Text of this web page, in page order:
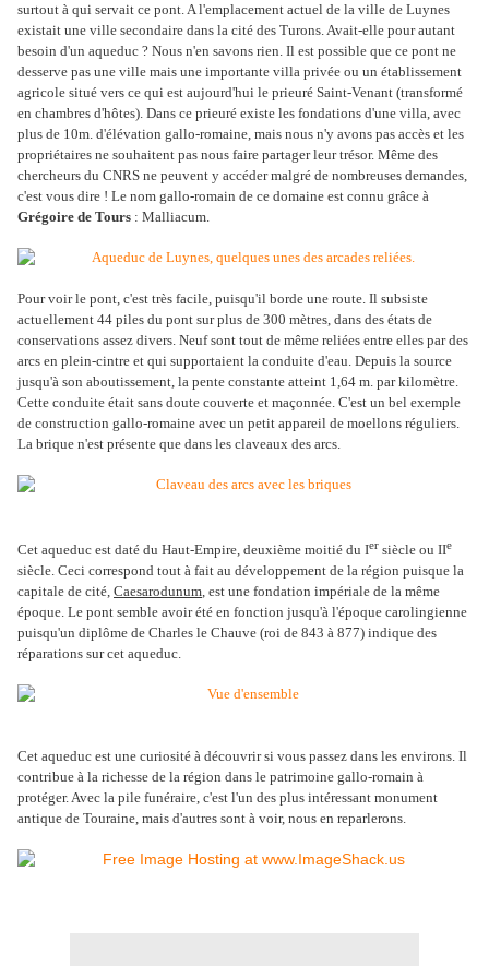
surtout à qui servait ce pont. A l'emplacement actuel de la ville de Luynes
existait une ville secondaire dans la cité des Turons. Avait-elle pour autant
besoin d'un aqueduc ? Nous n'en savons rien. Il est possible que ce pont ne
desserve pas une ville mais une importante villa privée ou un établissement
agricole situé vers ce qui est aujourd'hui le prieuré Saint-Venant (transformé
en chambres d'hôtes). Dans ce prieuré existe les fondations d'une villa, avec
plus de 10m. d'élévation gallo-romaine, mais nous n'y avons pas accès et les
propriétaires ne souhaitent pas nous faire partager leur trésor. Même des
chercheurs du CNRS ne peuvent y accéder malgré de nombreuses demandes,
c'est vous dire ! Le nom gallo-romain de ce domaine est connu grâce à
Grégoire de Tours : Malliacum.
Pour voir le pont, c'est très facile, puisqu'il borde une route. Il subsiste
actuellement 44 piles du pont sur plus de 300 mètres, dans des états de
conservations assez divers. Neuf sont tout de même reliées entre elles par des
arcs en plein-cintre et qui supportaient la conduite d'eau. Depuis la source
jusqu'à son aboutissement, la pente constante atteint 1,64 m. par kilomètre.
Cette conduite était sans doute couverte et maçonnée. C'est un bel exemple
de construction gallo-romaine avec un petit appareil de moellons réguliers.
La brique n'est présente que dans les claveaux des arcs.
Cet aqueduc est daté du Haut-Empire, deuxième moitié du Ier siècle ou IIe
siècle. Ceci correspond tout à fait au développement de la région puisque la
capitale de cité, Caesarodunum , est une fondation impériale de la même
époque. Le pont semble avoir été en fonction jusqu'à l'époque carolingienne
puisqu'un diplôme de Charles le Chauve (roi de 843 à 877) indique des
réparations sur cet aqueduc.
Cet aqueduc est une curiosité à découvrir si vous passez dans les environs. Il
contribue à la richesse de la région dans le patrimoine gallo-romain à
protéger. Avec la pile funéraire, c'est l'un des plus intéressant monument
antique de Touraine, mais d'autres sont à voir, nous en reparlerons.